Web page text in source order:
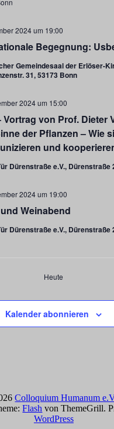
Begegnung:
2024 um 19:00
Gemeindesaal der Erlöser-
31, 53173 Bonn
Vortrag von Prof. Dieter
der Pflanzen – Wie
und
2024 um 15:00
Dürenstraße e.V., Dürenstraße
Weinabend
2024 um 19:00
Dürenstraße e.V., Dürenstraße
Heute
Kalender abonnieren
Colloquium Humanum
Flash von ThemeGrill.
WordPress